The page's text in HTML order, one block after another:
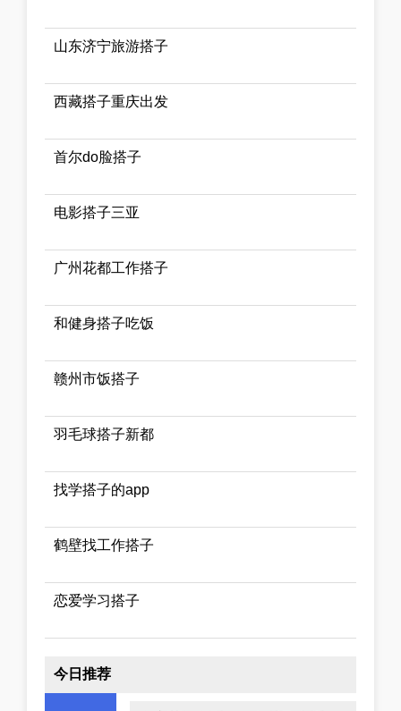
山东济宁旅游搭子
西藏搭子重庆出发
首尔do脸搭子
电影搭子三亚
广州花都工作搭子
和健身搭子吃饭
赣州市饭搭子
羽毛球搭子新都
找学搭子的app
鹤壁找工作搭子
恋爱学习搭子
今日推荐